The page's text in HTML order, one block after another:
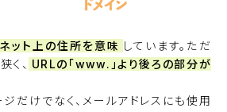
ット上の住所を意味 しています。ただ
く、 URLの「www.」より後ろの部分が
だけでなく、メールアドレスにも使用